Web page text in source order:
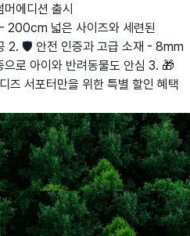
에디션 출시
200cm 넓은 사이즈와 세련된
2. 🛡️ 안전 인증과 고급 소재 - 8mm
로 아이와 반려동물도 안심 3. 🎁
즈 서포터만을 위한 특별 할인 혜택